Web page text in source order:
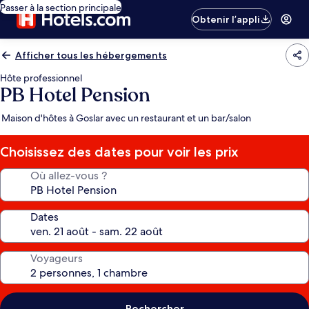
Passer à la section principale
Obtenir l’appli
Afficher tous les hébergements
Hôte professionnel
PB Hotel Pension
Maison d'hôtes à Goslar avec un restaurant et un bar/salon
Choisissez des dates pour voir les prix
Où allez-vous ?
Dates
Voyageurs